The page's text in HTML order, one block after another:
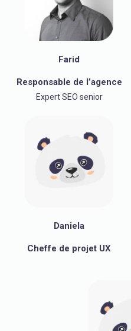
Farid
Responsable de l’agence
Expert SEO senior
Daniela
Cheffe de projet UX